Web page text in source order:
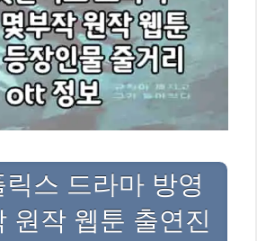
스 드라마 방영
원작 웹툰 출연진